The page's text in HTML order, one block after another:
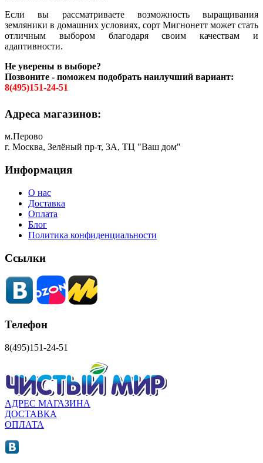
Если вы рассматриваете возможность выращивания
земляники в домашних условиях, сорт Мигнонетт может стать
отличным выбором благодаря своим качествам и
адаптивности.
Не уверены в выборе?
Позвоните - поможем подобрать наилучший вариант:
8(495)151-24-51
Адреса магазинов:
м.Перово
г. Москва, Зелёный пр-т, 3А, ТЦ "Ваш дом"
Информация
О нас
Доставка
Оплата
Блог
Политика конфиденциальности
Ссылки
Телефон
8(495)151-24-51
АДРЕС МАГАЗИНА
ДОСТАВКА
ОПЛАТА